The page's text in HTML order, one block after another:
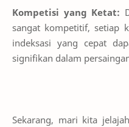
Kompetisi yang Ketat:
sangat kompetitif, setiap
indeksasi yang cepat
signifikan dalam
Sekarang, mari kita